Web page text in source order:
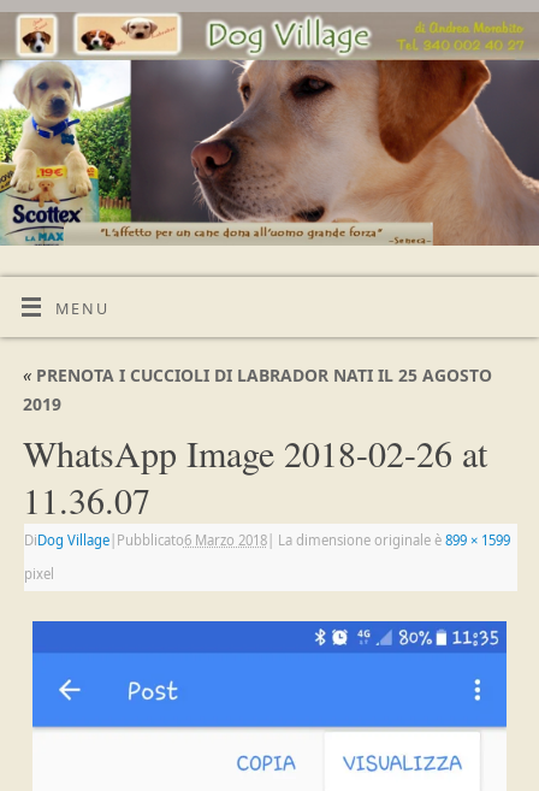
MENU
«PRENOTA I CUCCIOLI DI LABRADOR NATI IL 25 AGOSTO
2019
WhatsApp Image 2018-02-26 at
11.36.07
DiDog Village| Pubblicato6 Marzo 2018| La dimensione originale è 899 × 1599
pixel